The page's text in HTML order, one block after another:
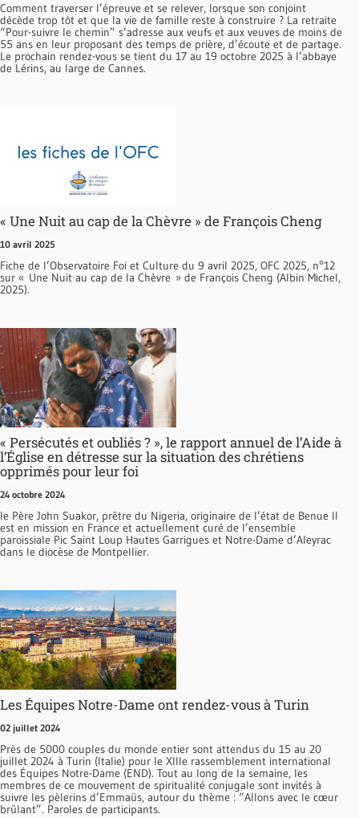
Comment traverser l’épreuve et se relever, lorsque son conjoint
décède trop tôt et que la vie de famille reste à construire ? La retraite
“Pour-suivre le chemin” s’adresse aux veufs et aux veuves de moins de
55 ans en leur proposant des temps de prière, d’écoute et de partage.
Le prochain rendez-vous se tient du 17 au 19 octobre 2025 à l’abbaye
de Lérins, au large de Cannes.
« Une Nuit au cap de la Chèvre » de François Cheng
10 avril 2025
Fiche de l’Observatoire Foi et Culture du 9 avril 2025, OFC 2025, n°12
sur « Une Nuit au cap de la Chèvre » de François Cheng (Albin Michel,
2025).
« Persécutés et oubliés ? », le rapport annuel de l’Aide à
l’Église en détresse sur la situation des chrétiens
opprimés pour leur foi
24 octobre 2024
le Père John Suakor, prêtre du Nigeria, originaire de l’état de Benue Il
est en mission en France et actuellement curé de l’ensemble
paroissiale Pic Saint Loup Hautes Garrigues et Notre-Dame d’Aleyrac
dans le diocèse de Montpellier.
Les Équipes Notre-Dame ont rendez-vous à Turin
02 juillet 2024
Près de 5000 couples du monde entier sont attendus du 15 au 20
juillet 2024 à Turin (Italie) pour le XIIIe rassemblement international
des Équipes Notre-Dame (END). Tout au long de la semaine, les
membres de ce mouvement de spiritualité conjugale sont invités à
suivre les pèlerins d’Emmaüs, autour du thème : “Allons avec le cœur
brûlant”. Paroles de participants.